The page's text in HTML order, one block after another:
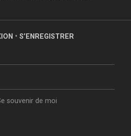
• S’ENREGISTRER
souvenir de moi